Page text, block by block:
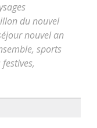
du nouvel
nouvel an
, sports
,